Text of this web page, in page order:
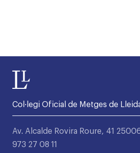
Col·legi Oficial de Metges de
Av. Alcalde Rovira Roure, 41
973 27 08 11